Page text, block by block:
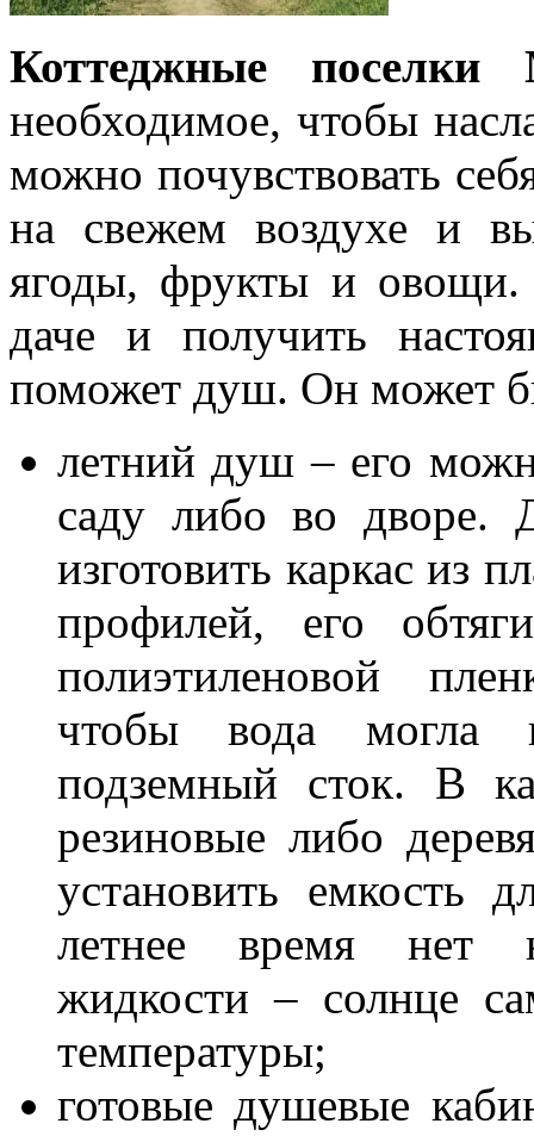
Коттеджные поселки
необходимое, чтобы
можно почувствовать
на свежем воздухе и
ягоды, фрукты и овощи.
даче и получить
поможет душ. Он может
летний душ – его
саду либо во дворе.
изготовить каркас из
профилей, его
полиэтиленовой
чтобы вода могла
подземный сток. В
резиновые либо
установить
летнее время нет
жидкости – солнце
температуры;
готовые душевые